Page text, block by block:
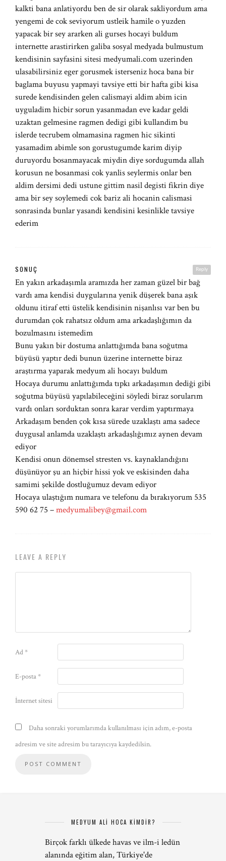
kalkti bana anlatiyordu ben de sir olarak sakliyordum ama
yengemi de cok seviyorum ustleik hamile o yuzden
yapacak bir sey ararken ali gurses hocayi buldum
internette arastirirken galiba sosyal medyada bulmustum
kendisinin sayfasini sitesi medyumali.com uzerinden
ulasabilirsiniz eger gorusmek isterseniz hoca bana bir
baglama buyusu yapmayi tavsiye etti bir hafta gibi kisa
surede kendisinden gelen calismayi aldim abim icin
uyguladim hicbir sorun yasanmadan eve kadar geldi
uzaktan gelmesine ragmen dedigi gibi kullandim bu
islerde tecrubem olmamasina ragmen hic sikinti
yasamadim abimle son gorustugumde karim diyip
duruyordu bosanmayacak miydin diye sordugumda allah
korusun ne bosanmasi cok yanlis seylermis onlar ben
aldim dersimi dedi ustune gittim nasil degisti fikrin diye
ama bir sey soylemedi cok bariz ali hocanin calismasi
sonrasinda bunlar yasandi kendisini kesinlikle tavsiye
ederim
Reply
SONUÇ
En yakın arkadaşımla aramızda her zaman güzel bir bağ
vardı ama kendisi duygularına yenik düşerek bana aşık
oldunu itiraf etti üstelik kendisinin nişanlısı var ben bu
durumdan çok rahatsız oldum ama arkadaşlığımın da
bozulmasını istemedim
Bunu yakın bir dostuma anlattığımda bana soğutma
büyüsü yaptır dedi bunun üzerine internette biraz
araştırma yaparak medyum ali hocayı buldum
Hocaya durumu anlattığımda tıpkı arkadaşımın dediği gibi
soğutma büyüsü yapılabileceğini söyledi biraz sorularım
vardı onları sorduktan sonra karar verdim yaptırmaya
Arkadaşım benden çok kısa sürede uzaklaştı ama sadece
duygusal anlamda uzaklaştı arkadaşlığımız aynen devam
ediyor
Kendisi onun dönemsel stresten vs. kaynaklandığını
düşünüyor şu an hiçbir hissi yok ve eskisinden daha
samimi şekilde dostluğumuz devam ediyor
Hocaya ulaştığım numara ve telefonu da bırakıyorum 535
590 62 75 –medyumalibey@gmail.com
LEAVE A REPLY
Ad*
E-posta*
İnternet sitesi
Daha sonraki yorumlarımda kullanılması için adım, e-posta
adresim ve site adresim bu tarayıcıya kaydedilsin.
MEDYUM ALİ HOCA KİMDİR?
Birçok farklı ülkede havas ve ilm-i ledün
alanında eğitim alan, Türkiye'de